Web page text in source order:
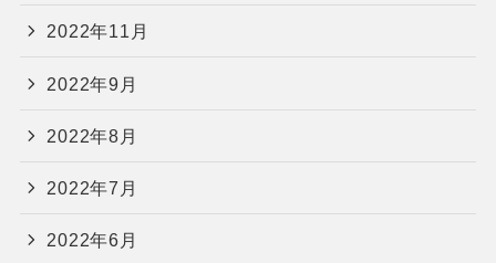
2022年11月
2022年9月
2022年8月
2022年7月
2022年6月